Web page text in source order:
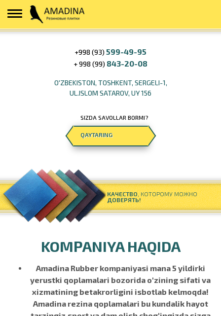
+998 (93)599-49-95
+ 998 (99) 843-20-08
O'ZBEKISTON, TOSHKENT, SERGELI-1,
UL.ISLOM SATAROV, UY 156
SIZDA SAVOLLAR BORMI?
QAYTARING
КАЧЕСТВО, КОТОРОМУ МОЖНО
ДОВЕРЯТЬ!
KOMPANIYA HAQIDA
Amadina Rubber kompaniyasi mana 5 yildirki
yerustki qoplamalari bozorida o'zining sifati va
xizmatining betakrorligini isbotlab kelmoqda!
Amadina rezina qoplamalari bu kundalik hayot